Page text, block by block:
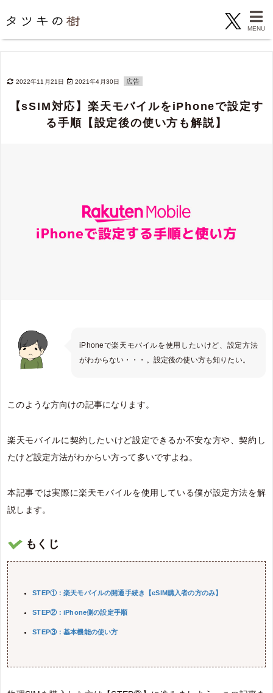
2022年11月21日 2021年4月30日 広告
【sSIM対応】楽天モバイルをiPhoneで設定す
る手順【設定後の使い方も解説】
iPhoneで楽天モバイルを使用したいけど、設定方法
がわからない・・・。設定後の使い方も知りたい。
このような方向けの記事になります。
楽天モバイルに契約したいけど設定できるか不安な方や、契約し
たけど設定方法がわからい方って多いですよね。
本記事では実際に楽天モバイルを使用している僕が設定方法を解
説します。
もくじ
STEP①：楽天モバイルの開通手続き【eSIM購入者の方のみ】
STEP②：iPhone側の設定手順
STEP③：基本機能の使い方